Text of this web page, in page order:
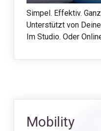
Simpel. Effektiv.
Unterstützt von
Im Studio. Oder
Mobility